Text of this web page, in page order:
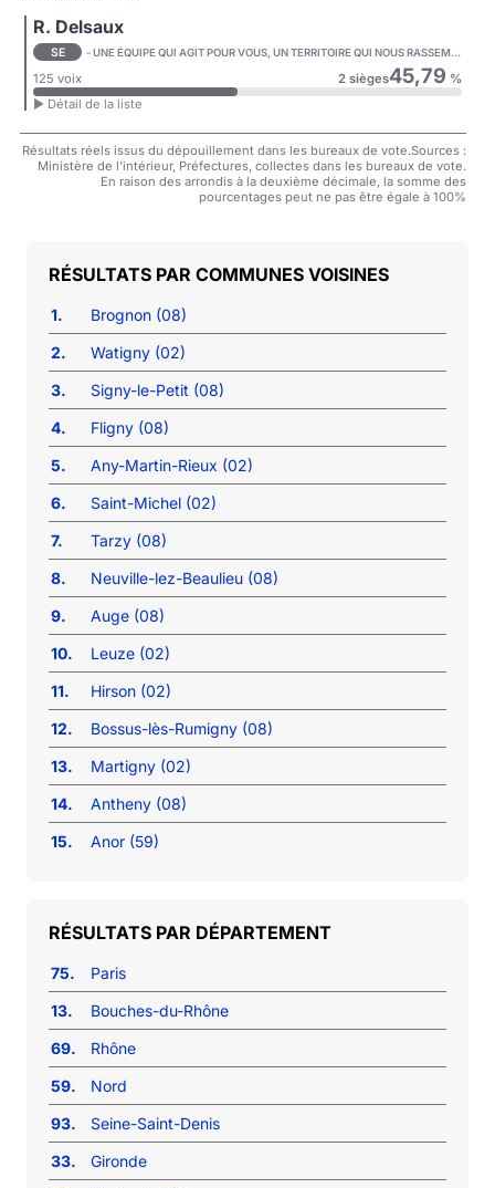
R. Delsaux
SE - UNE ÉQUIPE QUI AGIT POUR VOUS, UN TERRITOIRE QUI NOUS RASSEMBLE
125 voix 2 sièges45,79 %
► Détail de la liste
Résultats réels issus du dépouillement dans les bureaux de vote.Sources :
Ministère de l'intérieur, Préfectures, collectes dans les bureaux de vote.
En raison des arrondis à la deuxième décimale, la somme des
pourcentages peut ne pas être égale à 100%
COMMUNES VOISINES
1.
Brognon (08)
2.
Watigny (02)
3.
Signy-le-Petit (08)
4.
Fligny (08)
5.
Any-Martin-Rieux (02)
6.
Saint-Michel (02)
7.
Tarzy (08)
8.
Neuville-lez-Beaulieu (08)
9.
Auge (08)
10.
Leuze (02)
11.
Hirson (02)
12.
Bossus-lès-Rumigny (08)
13.
Martigny (02)
14.
Antheny (08)
15.
Anor (59)
RÉSULTATS PAR DÉPARTEMENT
75.
Paris
13.
Bouches-du-Rhône
69.
Rhône
59.
Nord
93.
Seine-Saint-Denis
33.
Gironde